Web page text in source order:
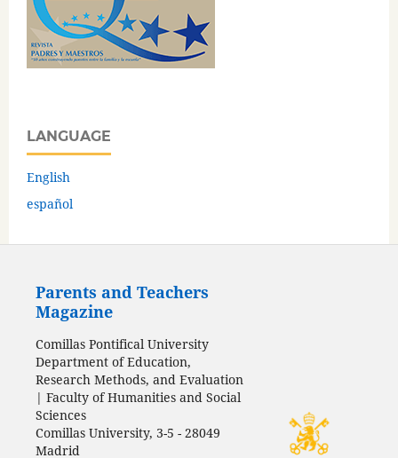
LANGUAGE
English
español
Parents and Teachers
Magazine
Comillas Pontifical University
Department of Education,
Research Methods, and Evaluation
| Faculty of Humanities and Social
Sciences
Comillas University, 3-5 - 28049
Madrid